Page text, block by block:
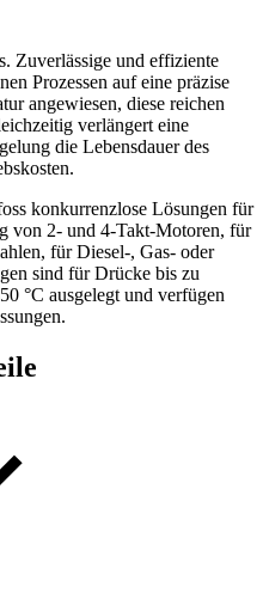
Zuverlässige und effiziente
Prozessen auf eine präzise
angewiesen, diese reichen
verlängert eine
die Lebensdauer des
konkurrenzlose Lösungen für
von 2- und 4-Takt-Motoren, für
für Diesel-, Gas- oder
sind für Drücke bis zu
°C ausgelegt und verfügen